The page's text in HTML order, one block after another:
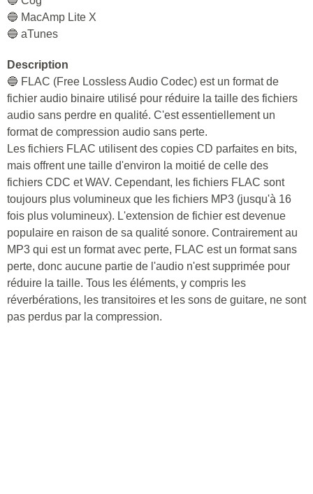
🔵 MacAmp Lite X
🔵 aTunes
Description
🔵 FLAC (Free Lossless Audio Codec) est un format de
fichier audio binaire utilisé pour réduire la taille des fichiers
audio sans perdre en qualité. C'est essentiellement un
format de compression audio sans perte.
Les fichiers FLAC utilisent des copies CD parfaites en bits,
mais offrent une taille d'environ la moitié de celle des
fichiers CDC et WAV. Cependant, les fichiers FLAC sont
toujours plus volumineux que les fichiers MP3 (jusqu'à 16
fois plus volumineux). L'extension de fichier est devenue
populaire en raison de sa qualité sonore. Contrairement au
MP3 qui est un format avec perte, FLAC est un format sans
perte, donc aucune partie de l'audio n'est supprimée pour
réduire la taille. Tous les éléments, y compris les
réverbérations, les transitoires et les sons de guitare, ne sont
pas perdus par la compression.